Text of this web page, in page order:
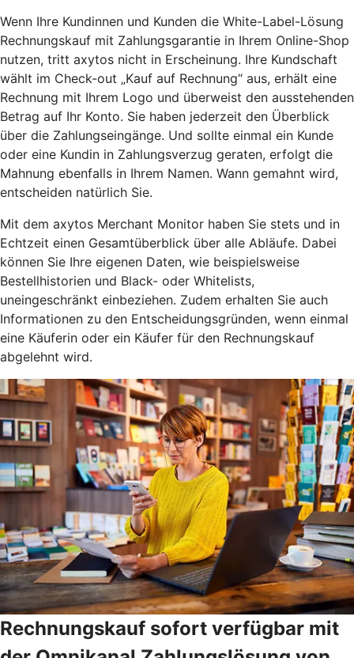
Wenn Ihre Kundinnen und Kunden die White-Label-Lösung
Rechnungskauf mit Zahlungsgarantie in Ihrem Online-Shop
nutzen, tritt axytos nicht in Erscheinung. Ihre Kundschaft
wählt im Check-out „Kauf auf Rechnung“ aus, erhält eine
Rechnung mit Ihrem Logo und überweist den ausstehenden
Betrag auf Ihr Konto. Sie haben jederzeit den Überblick
über die Zahlungseingänge. Und sollte einmal ein Kunde
oder eine Kundin in Zahlungsverzug geraten, erfolgt die
Mahnung ebenfalls in Ihrem Namen. Wann gemahnt wird,
entscheiden natürlich Sie.
Mit dem axytos Merchant Monitor haben Sie stets und in
Echtzeit einen Gesamtüberblick über alle Abläufe. Dabei
können Sie Ihre eigenen Daten, wie beispielsweise
Bestellhistorien und Black- oder Whitelists,
uneingeschränkt einbeziehen. Zudem erhalten Sie auch
Informationen zu den Entscheidungsgründen, wenn einmal
eine Käuferin oder ein Käufer für den Rechnungskauf
abgelehnt wird.
Rechnungskauf sofort verfügbar mit